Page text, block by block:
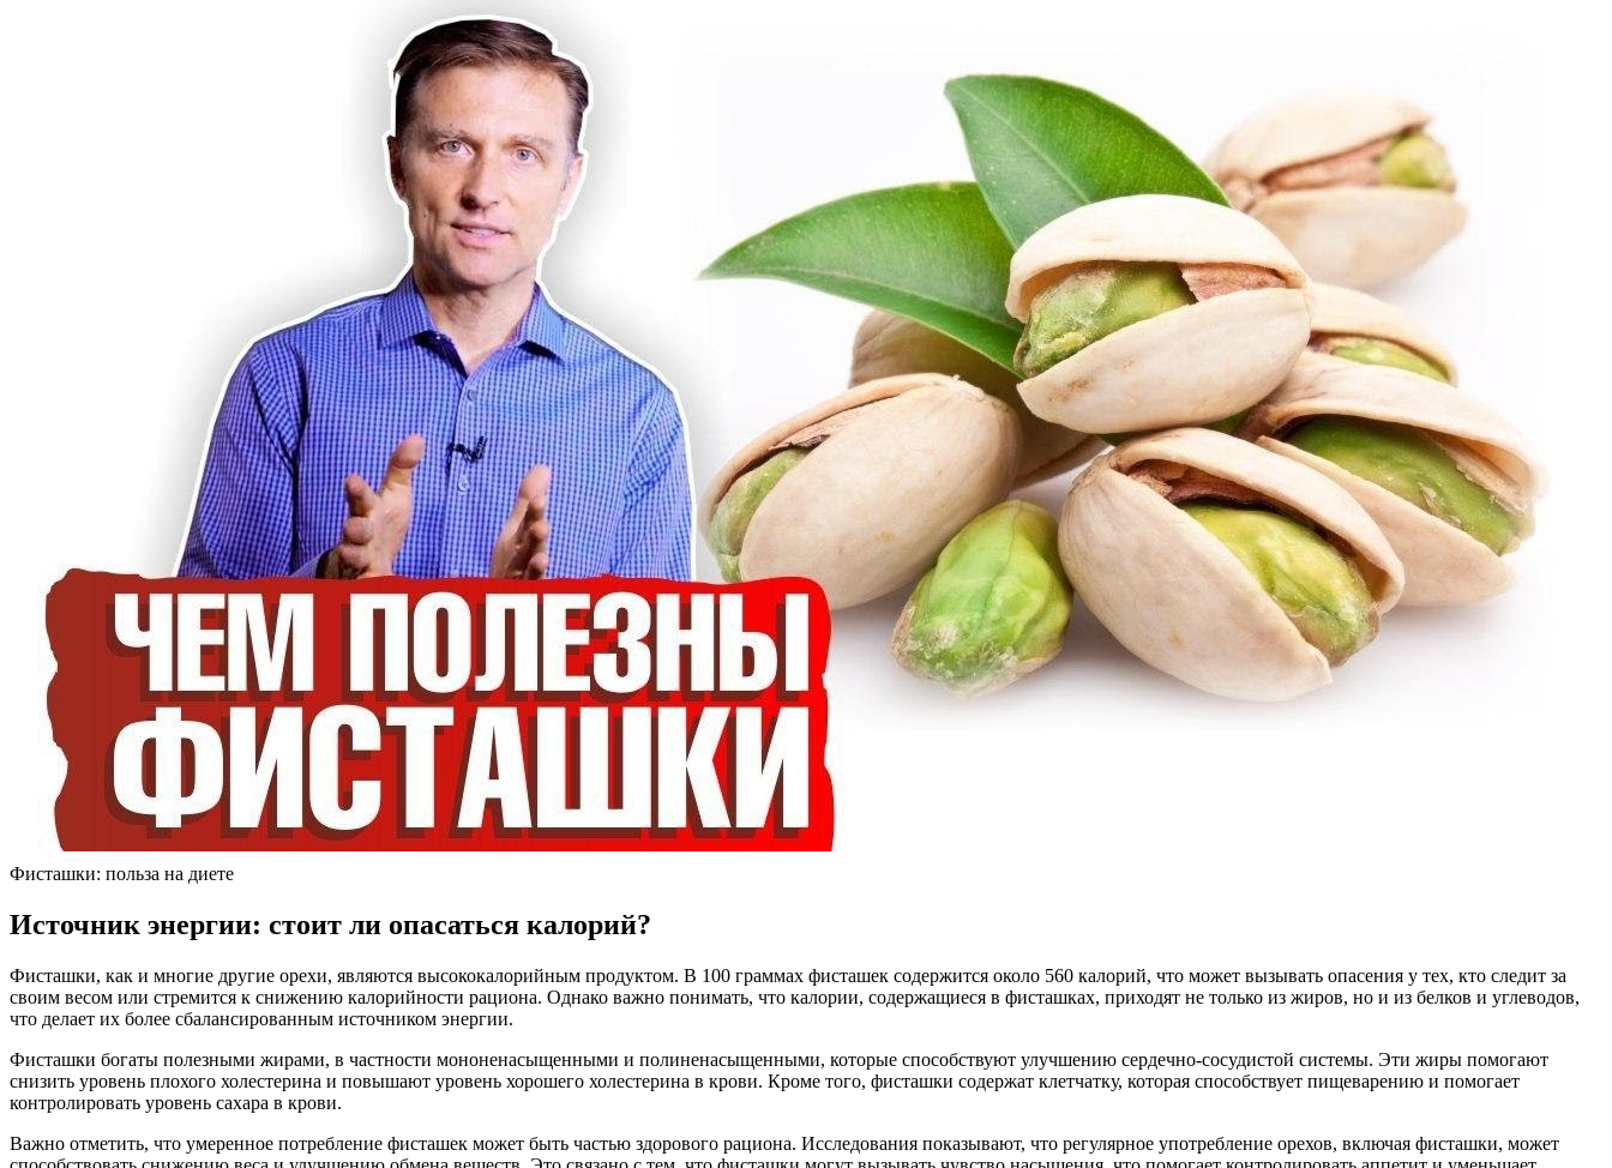
Фисташки: польза на диете
Источник энергии: стоит ли опасаться калорий?
Фисташки, как и многие другие орехи, являются высококалорийным продуктом. В 100 граммах фисташек содержится около 560 калорий, что может вызывать опасения у тех, кто следит за
своим весом или стремится к снижению калорийности рациона. Однако важно понимать, что калории, содержащиеся в фисташках, приходят не только из жиров, но и из белков и углеводов,
что делает их более сбалансированным источником энергии.
Фисташки богаты полезными жирами, в частности мононенасыщенными и полиненасыщенными, которые способствуют улучшению сердечно-сосудистой системы. Эти жиры помогают
снизить уровень плохого холестерина и повышают уровень хорошего холестерина в крови. Кроме того, фисташки содержат клетчатку, которая способствует пищеварению и помогает
контролировать уровень сахара в крови.
Важно отметить, что умеренное потребление фисташек может быть частью здорового рациона. Исследования показывают, что регулярное употребление орехов, включая фисташки, может